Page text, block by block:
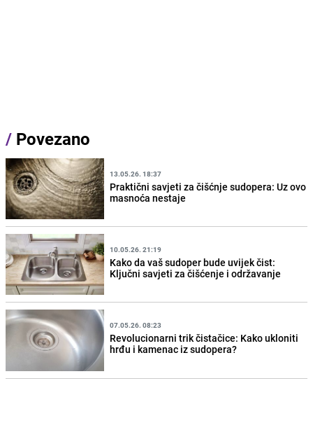
/ Povezano
13.05.26. 18:37
Praktični savjeti za čišćnje sudopera: Uz ovo
masnoća nestaje
10.05.26. 21:19
Kako da vaš sudoper bude uvijek čist:
Ključni savjeti za čišćenje i održavanje
07.05.26. 08:23
Revolucionarni trik čistačice: Kako ukloniti
hrđu i kamenac iz sudopera?